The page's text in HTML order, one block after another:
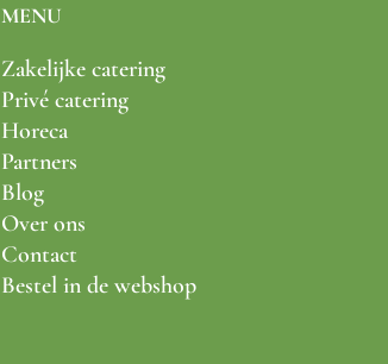
MENU
Zakelijke catering
Privé catering
Horeca
Partners
Blog
Over ons
Contact
Bestel in de webshop